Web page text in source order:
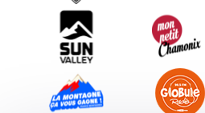
Tourisme et handicap